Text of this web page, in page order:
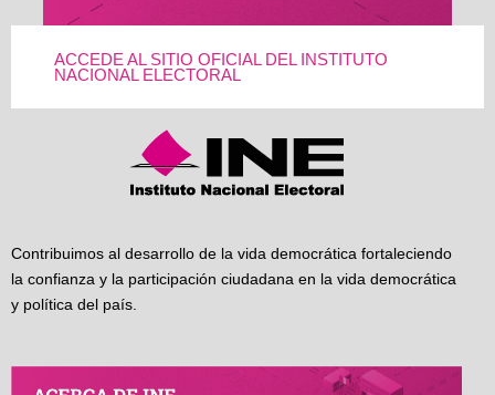
ACCEDE AL SITIO OFICIAL DEL INSTITUTO
NACIONAL ELECTORAL
Contribuimos al desarrollo de la vida democrática fortaleciendo
la confianza y la participación ciudadana en la vida democrática
y política del país.